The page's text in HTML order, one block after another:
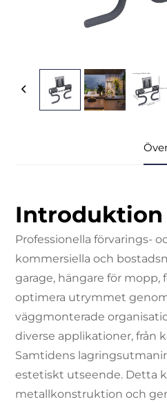
Introduktion
Professionella förvarings-
kommersiella och
garage, hängare för
optimera utrymmet
väggmonterade
diverse applikationer, från
Samtidens
estetiskt utseende. Detta
metallkonstruktion och